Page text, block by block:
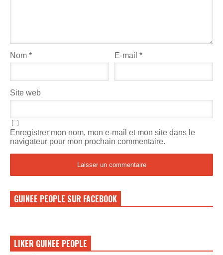
Nom * E-mail*
Site web
Enregistrer mon nom, mon e-mail et mon site dans le
navigateur pour mon prochain commentaire.
GUINEE PEOPLE SUR FACEBOOK
LIKER GUINEE PEOPLE